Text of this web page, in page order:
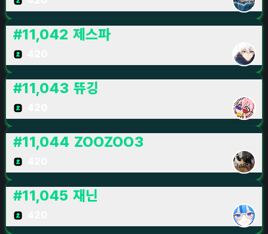
#11,042 제스파
#11,043 뜌깅
#11,044 ZOOZOO3
#11,045 재닌